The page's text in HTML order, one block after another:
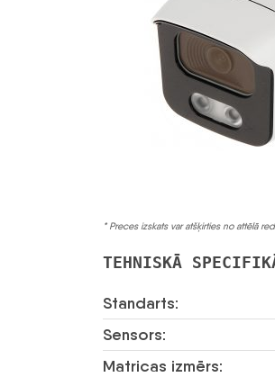
* Preces izskats var atšķirties no attēlā
TEHNISKĀ
Standarts:
Sensors:
Matricas izmērs: